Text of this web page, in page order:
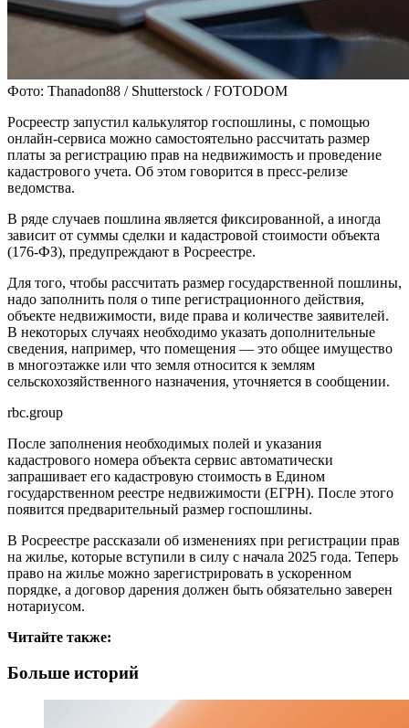
Фото: Thanadon88 / Shutterstock / FOTODOM
Росреестр запустил калькулятор госпошлины, с помощью
онлайн-сервиса можно самостоятельно рассчитать размер
платы за регистрацию прав на недвижимость и проведение
кадастрового учета. Об этом говорится в пресс-релизе
ведомства.
В ряде случаев пошлина является фиксированной, а иногда
зависит от суммы сделки и кадастровой стоимости объекта
(176-ФЗ), предупреждают в Росреестре.
Для того, чтобы рассчитать размер государственной пошлины,
надо заполнить поля о типе регистрационного действия,
объекте недвижимости, виде права и количестве заявителей.
В некоторых случаях необходимо указать дополнительные
сведения, например, что помещения — это общее имущество
в многоэтажке или что земля относится к землям
сельскохозяйственного назначения, уточняется в сообщении.
rbc.group
После заполнения необходимых полей и указания
кадастрового номера объекта сервис автоматически
запрашивает его кадастровую стоимость в Едином
государственном реестре недвижимости (ЕГРН). После этого
появится предварительный размер госпошлины.
В Росреестре рассказали об изменениях при регистрации прав
на жилье, которые вступили в силу с начала 2025 года. Теперь
право на жилье можно зарегистрировать в ускоренном
порядке, а договор дарения должен быть обязательно заверен
нотариусом.
Читайте также:
Больше историй